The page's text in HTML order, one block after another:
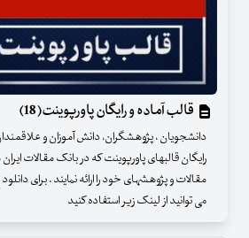
قالب آماده و رایگان پاورپوینت(18)
دانشجویان ، پژوهشگران، دانش آموزان و
رایگان قالبهای پاورپوینت که در بانک مقالات
مقالات و پژوهشهای خود را ارائه نمایند . برای
می توانید از لینک زیر استفاده کنید